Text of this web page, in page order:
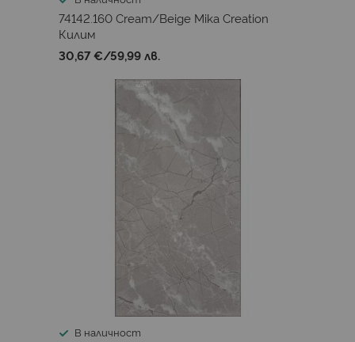
74142.160 Cream/Beige Mika Creation
Килим
30,67 €/59,99 лв.
В наличност